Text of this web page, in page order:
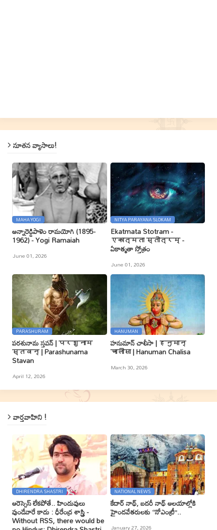
నూతన వ్యాసాలు!
MAHA YOGI
అన్నారెడ్డిపాళెం రామయోగి (1895-
1962) - Yogi Ramaiah
June 01, 2026
NITYA PARAYANA SLOKAM
Ekatmata Stotram -
एकात्मता स्तोत्रम् -
ఏకాత్మతా స్తోత్రం
June 01, 2026
PARASHURAM
పరశునామ స్తవన్ | परशुनाम
स्तवन् | Parashunama
Stavan
April 12, 2026
HANUMAN
హనుమాన్ చాలీసా | हनुमान्
चालीसा | Hanuman Chalisa
March 30, 2026
వార్తవాహిని !
DHIRENDRA SHASTRI
ఆరెస్సెస్ లేకపోతే.. హిందువులు
వుండేవారే కాదు : ధీరేంద్ర శాస్త్రి -
Without RSS, there would be
NATIONAL NEWS
కేదార్ నాథ్, బదరీ నాథ్ ఆలయాల్లోకి
హైందవేతరులకు ‘‘నోఎంట్రీ’’..
January 27, 2026